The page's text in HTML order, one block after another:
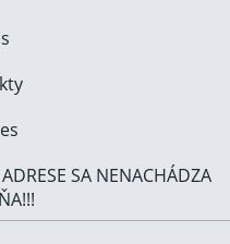
SA NENACHÁDZA